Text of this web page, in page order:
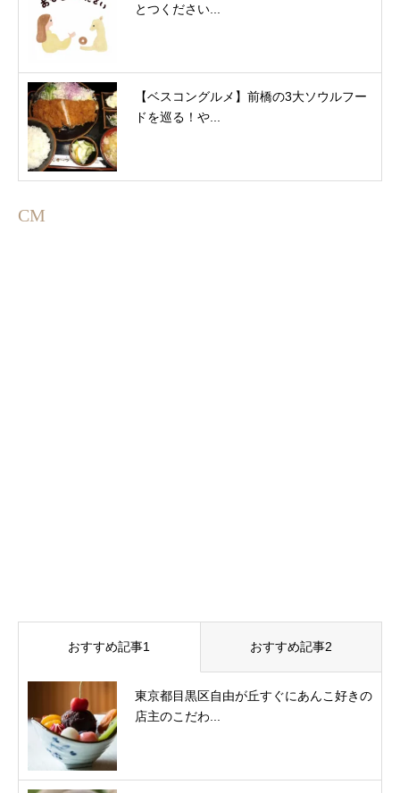
とつください...
【ベスコングルメ】前橋の3大ソウルフー
ドを巡る！や...
CM
おすすめ記事1 おすすめ記事2
東京都目黒区自由が丘すぐにあんこ好きの
店主のこだわ...